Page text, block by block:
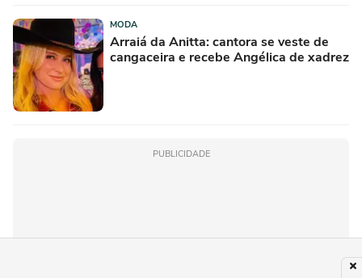
MODA
Arraiá da Anitta: cantora se veste de
cangaceira e recebe Angélica de xadrez
PUBLICIDADE